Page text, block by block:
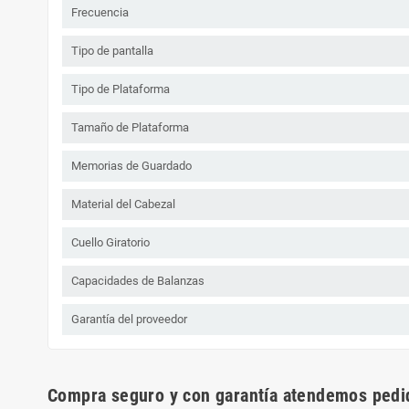
Frecuencia
Tipo de pantalla
Tipo de Plataforma
Tamaño de Plataforma
Memorias de Guardado
Material del Cabezal
Cuello Giratorio
Capacidades de Balanzas
Garantía del proveedor
Compra seguro y con garantía atendemos